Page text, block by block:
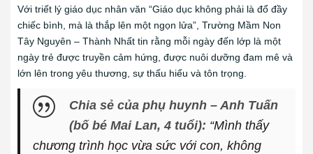
Với triết lý giáo dục nhân văn “Giáo dục không phải là đổ đầy
chiếc bình, mà là thắp lên một ngọn lửa”, Trường Mầm Non
Tây Nguyên – Thành Nhất tin rằng mỗi ngày đến lớp là một
ngày trẻ được truyền cảm hứng, được nuôi dưỡng đam mê và
lớn lên trong yêu thương, sự thấu hiểu và tôn trọng.
Chia sẻ của phụ huynh – Anh Tuấn
(bố bé Mai Lan, 4 tuổi): “Mình thấy
chương trình học vừa sức với con, không